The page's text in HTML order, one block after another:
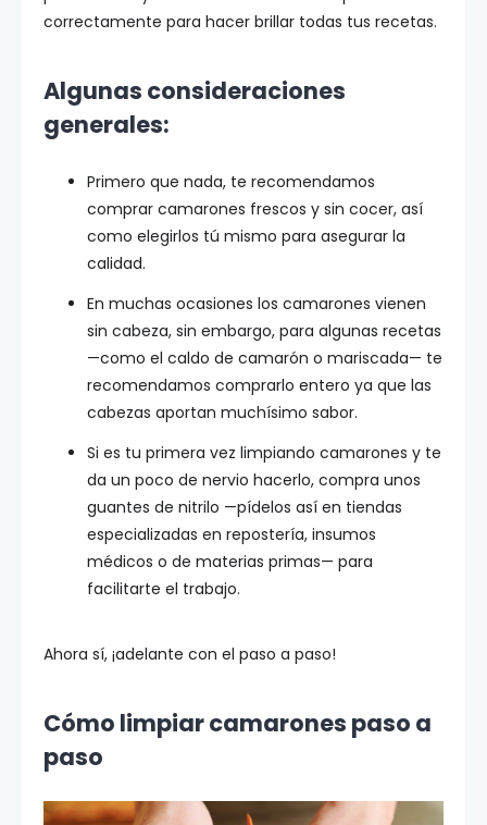
correctamente para hacer brillar todas tus recetas.
Algunas consideraciones
generales:
Primero que nada, te recomendamos
comprar camarones frescos y sin cocer, así
como elegirlos tú mismo para asegurar la
calidad.
En muchas ocasiones los camarones vienen
sin cabeza, sin embargo, para algunas recetas
—como el caldo de camarón o mariscada— te
recomendamos comprarlo entero ya que las
cabezas aportan muchísimo sabor.
Si es tu primera vez limpiando camarones y te
da un poco de nervio hacerlo, compra unos
guantes de nitrilo —pídelos así en tiendas
especializadas en repostería, insumos
médicos o de materias primas— para
facilitarte el trabajo.
Ahora sí, ¡adelante con el paso a paso!
Cómo limpiar camarones paso a
paso